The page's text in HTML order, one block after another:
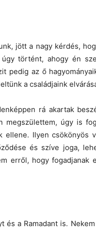
jött a nagy kérdés,
történt, ahogy én
pedig az ő
a családjaink
rá akartak
megszülettem, úgy is
ellene. Ilyen
és szíve joga,
erről, hogy
és a Ramadant is.